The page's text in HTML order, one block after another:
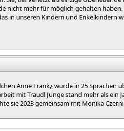
mehr für möglich gehalten haben.
in unseren Kindern und
Anne Frank¿ wurde in 25
mit Traudl Junge stand mehr als ein
2023 gemeinsam mit Monika